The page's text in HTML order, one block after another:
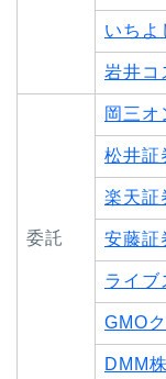
いちよ
岩井コ
委託
岡三オ
松井証
楽天証
安藤証
ライブ
GMO
DMM株